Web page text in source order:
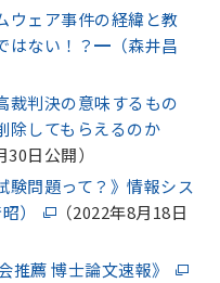
ウェア事件の経緯と教
ない！？━（森井昌
裁判決の意味するもの
してもらえるのか
30日公開）
験問題って？》情報シス
）
（2022年8月18日
推薦 博士論文速報》